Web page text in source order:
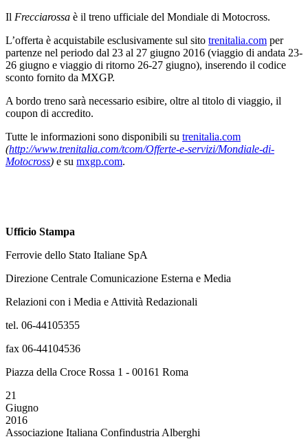
Il Frecciarossa è il treno ufficiale del Mondiale di Motocross.
L’offerta è acquistabile esclusivamente sul sito trenitalia.com per
partenze nel periodo dal 23 al 27 giugno 2016 (viaggio di andata 23-
26 giugno e viaggio di ritorno 26-27 giugno), inserendo il codice
sconto fornito da MXGP.
A bordo treno sarà necessario esibire, oltre al titolo di viaggio, il
coupon di accredito.
Tutte le informazioni sono disponibili su trenitalia.com
(http://www.trenitalia.com/tcom/Offerte-e-servizi/Mondiale-di-
Motocross) e su mxgp.com.
Ufficio Stampa
Ferrovie dello Stato Italiane SpA
Direzione Centrale Comunicazione Esterna e Media
Relazioni con i Media e Attività Redazionali
tel. 06-44105355
fax 06-44104536
Piazza della Croce Rossa 1 - 00161 Roma
21
Giugno
2016
Associazione Italiana Confindustria Alberghi